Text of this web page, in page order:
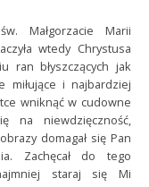
Małgorzacie Marii
wtedy Chrystusa
ran błyszczących jak
miłujące i najbardziej
wniknąć w cudowne
na niewdzięczność,
domagał się Pan
Zachęcał do tego
staraj się Mi